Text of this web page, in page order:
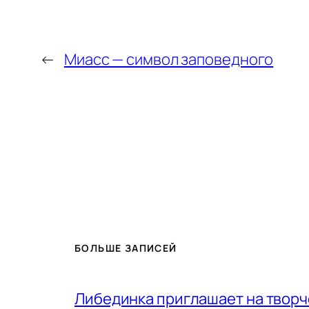
← Миасс — символ заповедного
БОЛЬШЕ ЗАПИСЕЙ
Либединка приглашает на